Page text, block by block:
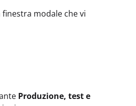
modale che vi
Produzione, test e